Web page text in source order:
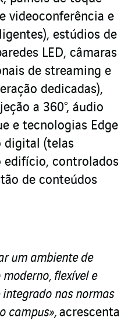
videoconferência e
estúdios de
LED, câmaras
de streaming e
dedicadas),
a 360°, áudio
e tecnologias Edge
digital (telas
controlados
de conteúdos
um ambiente de
flexível e
nas normas
campus», acrescenta